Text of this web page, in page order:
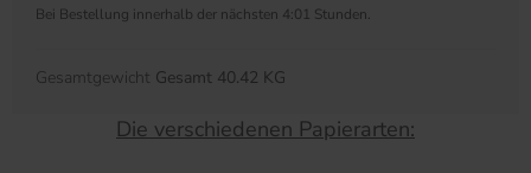
Bei Bestellung innerhalb der nächsten 4:01 Stunden.
Gesamtgewicht Gesamt 40.42 KG
Die verschiedenen Papierarten: